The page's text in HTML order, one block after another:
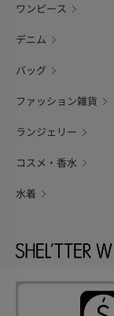
ワンピース
デニム
バッグ
ファッション雑貨
ランジェリー
コスメ・香水
水着